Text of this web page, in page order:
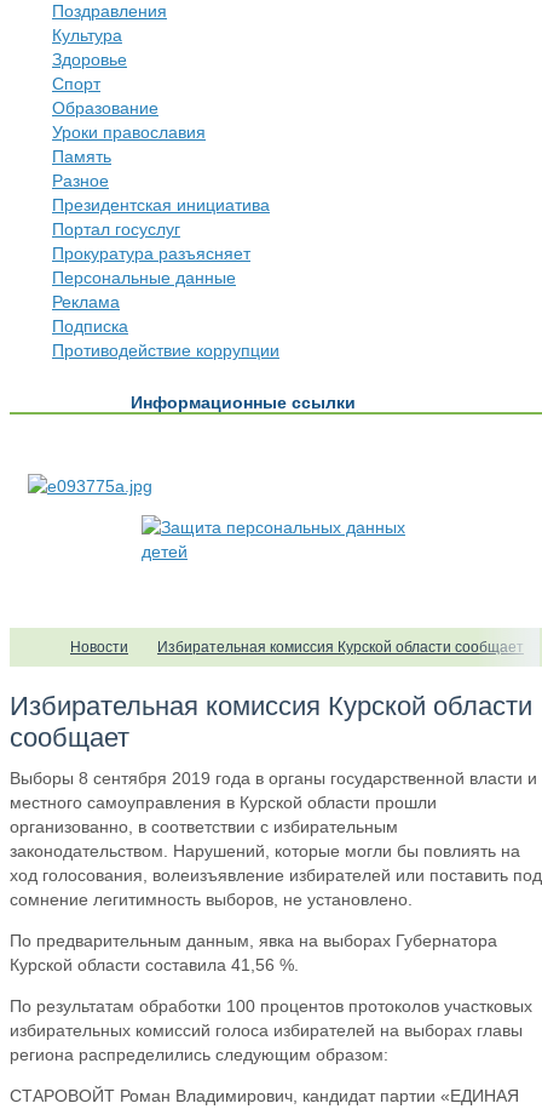
Поздравления
Культура
Здоровье
Спорт
Образование
Уроки православия
Память
Разное
Президентская инициатива
Портал госуслуг
Прокуратура разъясняет
Персональные данные
Реклама
Подписка
Противодействие коррупции
Информационные ссылки
Новости Избирательная комиссия Курской области сообщает
Избирательная комиссия Курской области
сообщает
Выборы 8 сентября 2019 года в органы государственной власти и
местного самоуправления в Курской области прошли
организованно, в соответствии с избирательным
законодательством. Нарушений, которые могли бы повлиять на
ход голосования, волеизъявление избирателей или поставить под
сомнение легитимность выборов, не установлено.
По предварительным данным, явка на выборах Губернатора
Курской области составила 41,56 %.
По результатам обработки 100 процентов протоколов участковых
избирательных комиссий голоса избирателей на выборах главы
региона распределились следующим образом:
СТАРОВОЙТ Роман Владимирович, кандидат партии «ЕДИНАЯ